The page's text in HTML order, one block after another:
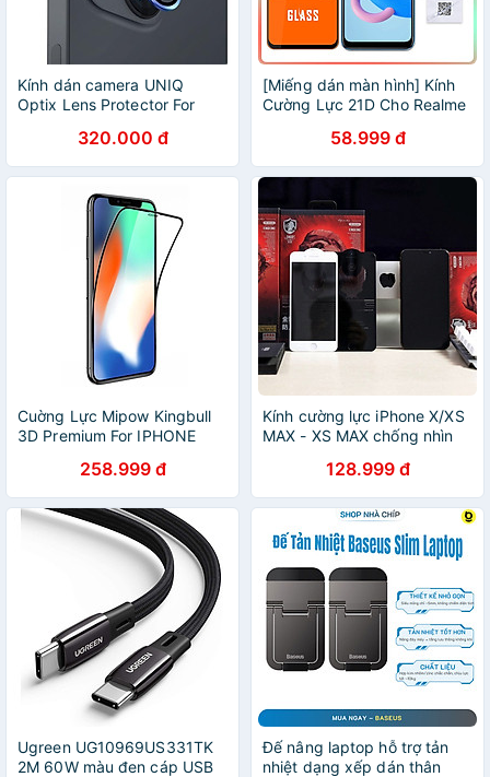
Kính dán camera UNIQ
Optix Lens Protector For
ống kính khỏi bụi, trầy xước,
dấu vân tay Hàng Chính
Hãng
320.000 đ
[Miếng dán màn hình] Kính
Cường Lực 21D Cho Realme
C3i C20 C2 Q2 Pro X7 Pro
Full Màn Full Keo SIÊU BỀN,
SIÊU CỨNG, ÔM SÁT MÁY-
Hàng Chính Hãng
58.999 đ
Cuờng Lực Mipow Kingbull
3D Premium For IPHONE
258.999 đ
Kính cường lực iPhone X/XS
MAX - XS MAX chống nhìn
Hàng chính hãng
128.999 đ
Ugreen UG10969US331TK
2M 60W màu đen cáp USB
Đế nâng laptop hỗ trợ tản
nhiệt dạng xếp dán thân